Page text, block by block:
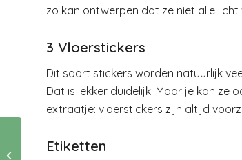
zo kan ontwerpen dat ze niet alle
3 Vloerstickers
Dit soort stickers worden natuurlijk
Dat is lekker duidelijk. Maar je kan ze
extraatje: vloerstickers zijn altijd
Etiketten
Storm en de